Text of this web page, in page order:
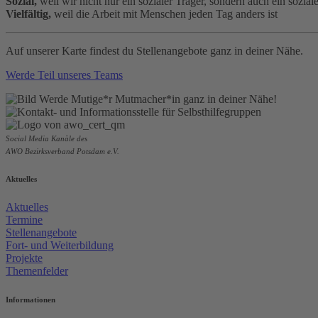
Vielfältig, weil die Arbeit mit Menschen jeden Tag anders ist
Auf unserer Karte findest du Stellenangebote ganz in deiner Nähe.
Werde Teil unseres Teams
Social Media Kanäle des
AWO Bezirksverband Potsdam e.V.
Aktuelles
Aktuelles
Termine
Stellenangebote
Fort- und Weiterbildung
Projekte
Themenfelder
Informationen